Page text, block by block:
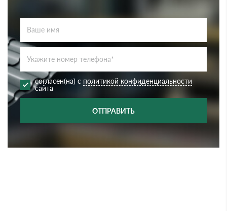
согласен(на) с политикой конфиденциальности
сайта
ОТПРАВИТЬ